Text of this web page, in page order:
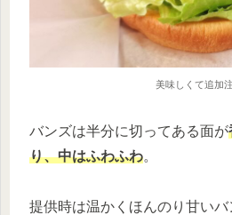
美味しくて追加
バンズは半分に切ってある面が
り、中はふわふわ。
提供時は温かくほんのり甘い